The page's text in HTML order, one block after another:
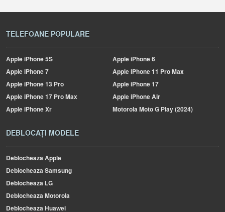
TELEFOANE POPULARE
AppleiPhone 5S AppleiPhone 6
AppleiPhone 7 AppleiPhone 11 Pro Max
AppleiPhone 13 Pro AppleiPhone 17
AppleiPhone 17 Pro Max AppleiPhone Air
AppleiPhone Xr MotorolaMoto G Play (2024)
DEBLOCAȚI MODELE
Deblocheaza Apple
Deblocheaza Samsung
Deblocheaza LG
Deblocheaza Motorola
Deblocheaza Huawei